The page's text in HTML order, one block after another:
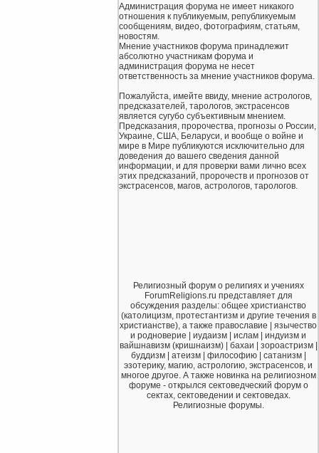
Администрация форума не имеет никакого
отношения к публикуемым, републикуемым
сообщениям, видео, фотографиям, статьям,
новостям.
Мнение участников форума принадлежит
абсолютно участникам форума и
администрация форума не несет
ответственность за мнение участников форума.
Пожалуйста, имейте ввиду, мнение астрологов,
предсказателей, тарологов, экстрасенсов
является сугубо субъективным мнением.
Предсказания, пророчества, прогнозы о России,
Украине, США, Беларуси, и вообще о войне и
мире в Мире публикуются исключительно для
доведения до вашего сведения данной
информации, и для проверки вами лично всех
этих предсказаний, пророчеств и прогнозов от
экстрасенсов, магов, астрологов, тарологов.
Религиозный форум о религиях и учениях
ForumReligions.ru представляет для
обсуждения разделы: общее христианство
(католицизм, протестантизм и другие течения в
христианстве), а также православие | язычество
и родноверие | иудаизм | ислам | индуизм и
вайшнавизм (кришнаизм) | бахаи | зороастризм |
буддизм | атеизм | философию | сатанизм |
эзотерику, магию, астрологию, экстрасенсов, и
многое другое. А также новинка на религиозном
форуме - открылся сектоведческий форум о
сектах, сектоведении и сектоведах.
Религиозные форумы.